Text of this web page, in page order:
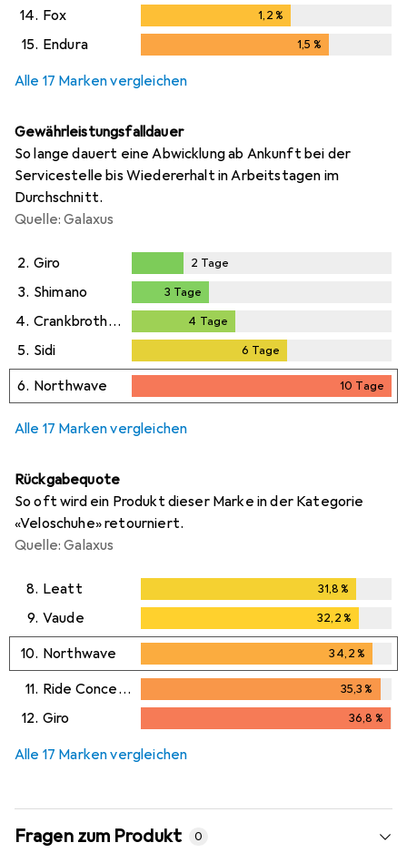
14. Fox 1,2%
15. Endura 1,5 %
Alle 17 Marken vergleichen
Gewährleistungsfalldauer
So lange dauert eine Abwicklung ab Ankunft bei der
Servicestelle bis Wiedererhalt in Arbeitstagen im
Durchschnitt.
Quelle: Galaxus
2. Giro
2Tage
2 Tage
3. Shimano 3 Tage
4. Crankbrothers 4 Tage
5. Sidi 6 Tage
6. Northwave 10 Tage
10Tage
Alle 17 Marken vergleichen
Rückgabequote
So oft wird ein Produkt dieser Marke in der Kategorie
«Veloschuhe» retourniert.
Quelle: Galaxus
8. Leatt 31,8%
31,8%
9. Vaude 32,2%
32,2%
10. Northwave 34,2%
34,2%
11. Ride Concepts 35,3%
35,3%
12. Giro 36,8 %
Alle 17 Marken vergleichen
Fragen zum Produkt 0